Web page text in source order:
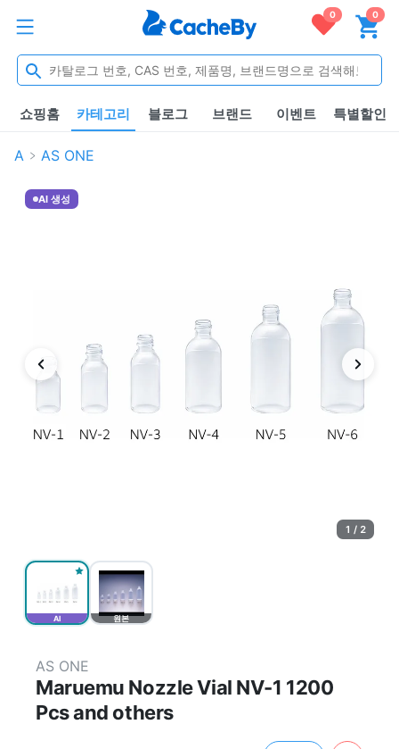
0 0
쇼핑홈 카테고리 블로그 브랜드 이벤트 특별할인
A AS ONE
AI 원본
AI 생성
1 / 2
AS ONE
Maruemu Nozzle Vial NV-1 1200
Pcs and others